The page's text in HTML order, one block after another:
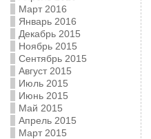
Март 2016
Январь 2016
Декабрь 2015
Ноябрь 2015
Сентябрь 2015
Август 2015
Июль 2015
Июнь 2015
Май 2015
Апрель 2015
Март 2015